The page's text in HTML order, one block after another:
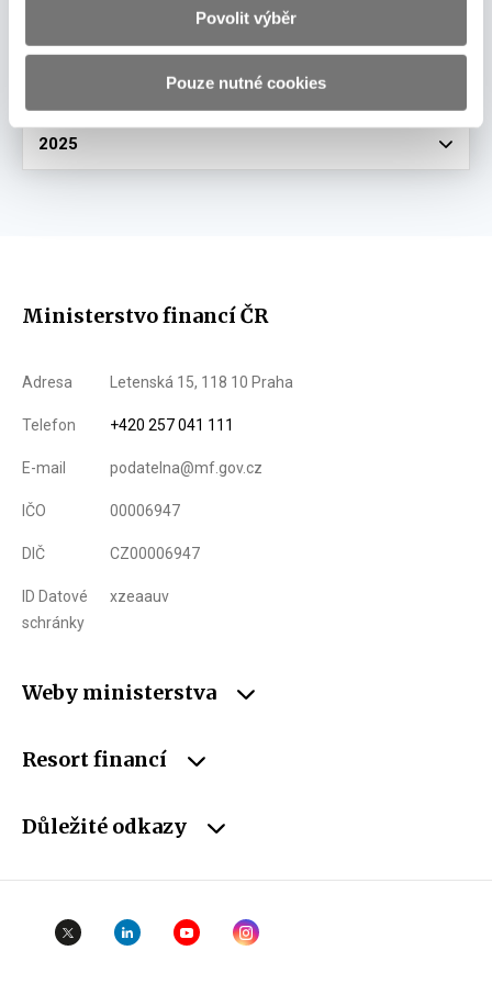
Povolit výběr
Pouze nutné cookies
03. února 2025
Vyberte
2025
Ministerstvo financí ČR
Adresa Letenská 15, 118 10 Praha
Telefon +420 257 041 111
E-mail podatelna@mf.gov.cz
IČO 00006947
DIČ CZ00006947
ID Datové
schránky
xzeaauv
Weby ministerstva
Resort financí
Důležité odkazy